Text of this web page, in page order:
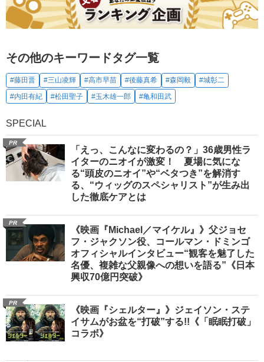
その他のキーワードタグ一覧
#藤田晋 #三山凌輝 #高市早苗 #後藤真希 #森岡毅
#城彰二
#内田有紀
#松田聖子 #玉木雄一郎 #亀和田武
SPECIAL
PR
「えっ、こんなに変わるの？」36歳男性ラ
イターのニオイが激変！ 夏場に気にな
る“頭皮のニオイ”や“ベタつき”を解消す
る、“ウィッグのスペシャリスト”が生み出
した徹底ケアとは
PR
《映画『Michael／マイケル』》父ジョセ
フ・ジャクソン役、コールマン・ドミンゴ
オフィシャルインタビュー“観客を魅了した
名優、複雑な父親像への想いを語る”《日本
興収70億円突破》
PR
《映画『シェルター』》ジェイソン・ステ
イサムがお盆を“打破”する!!《「眠眠打破」
コラボ》